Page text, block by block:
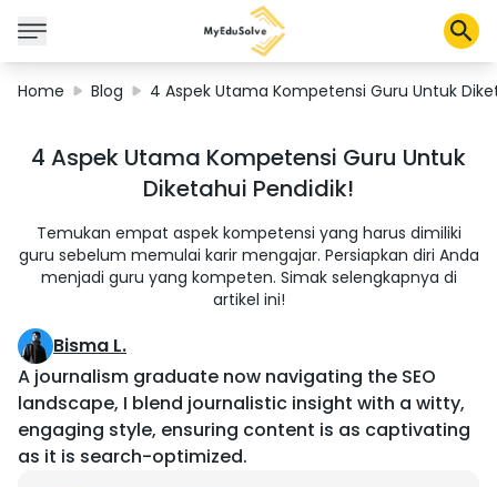
Corporate Solutions
About Us
My Cart
Profile
Home Blog 4 Aspek Utama Kompetensi Guru Untuk
4 Aspek Utama Kompetensi Guru Untuk
Diketahui Pendidik!
Temukan empat aspek kompetensi yang harus dimiliki
guru sebelum memulai karir mengajar. Persiapkan diri Anda
menjadi guru yang kompeten. Simak selengkapnya di
artikel ini!
Bisma L.
A journalism graduate now navigating the SEO
landscape, I blend journalistic insight with a witty,
engaging style, ensuring content is as captivating
as it is search-optimized.